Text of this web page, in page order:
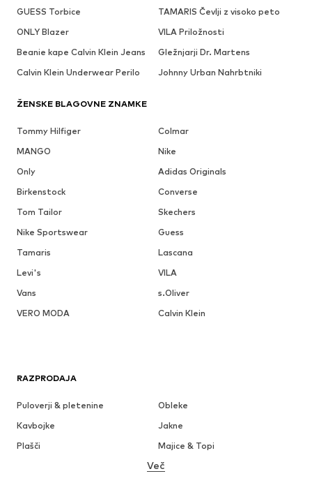
GUESS Torbice
TAMARIS Čevlji z visoko peto
ONLY Blazer
VILA Priložnosti
Beanie kape Calvin Klein Jeans
Gležnjarji Dr. Martens
Calvin Klein Underwear Perilo
Johnny Urban Nahrbtniki
ŽENSKE BLAGOVNE ZNAMKE
Tommy Hilfiger
Colmar
MANGO
Nike
Only
Adidas Originals
Birkenstock
Converse
Tom Tailor
Skechers
Nike Sportswear
Guess
Tamaris
Lascana
Levi's
VILA
Vans
s.Oliver
VERO MODA
Calvin Klein
RAZPRODAJA
Puloverji & pletenine
Obleke
Kavbojke
Jakne
Plašči
Majice & Topi
Perilo
Več